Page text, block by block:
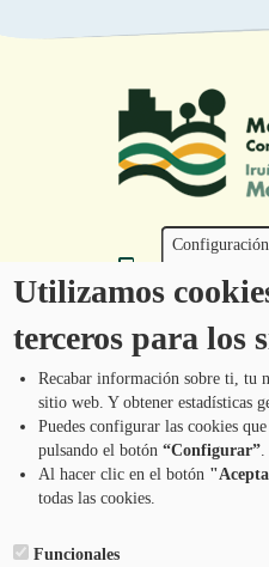
Tel.: 948 203 444
Programa de
de la
Pie
Menú
CONTÁCTANOS
Utilizamos
terceros para los
Recabar información sobre ti, tu
sitio web. Y obtener estadísticas
Puedes configurar las cookies
pulsando el botón“Configurar”.
Al hacer clic en el botón
todas las cookies.
Funcionales